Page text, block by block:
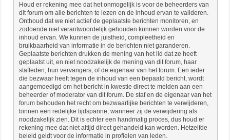
Houd er rekening mee dat het onmogelijk is voor de beheerders van
dit forum om alle berichten te lezen en de inhoud ervan te valideren.
Onthoud dat we niet actief de geplaatste berichten monitoren, en
zodoende niet verantwoordelijk gehouden kunnen worden voor de
inhoud ervan. We kunnen de juistheid, compleetheid en
bruikbaarheid van informatie in de berichten niet garanderen.
Geplaatste berichten drukken de mening van het lid dat ze heeft
geplaatst uit, en niet noodzakelijk de mening van dit forum, haar
stafleden, hun vervangers, of de eigenaar van het forum. Een ieder
die bezwaar heeft tegen de inhoud van een bepaald bericht, wordt
aangemoedigd om het bericht in kwestie direct te melden aan een
beheerder of moderator van dit forum. De staf en de eigenaar van het
forum behouden het recht om bezwaarlijke berichten te verwijderen,
binnen een redelijke tijdspanne, wanneer zij de verwijdering als
noodzakelijk zien. Dit is echter een handmatig proces, dus houd er
rekening mee dat niet altijd direct gehandeld kan worden. Hetzelfde
beleid geldt voor de informatie in profielen van leden.